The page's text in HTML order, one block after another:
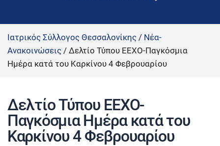
Ιατρικός Σύλλογος Θεσσαλονίκης / Νέα-
Ανακοινώσεις / Δελτίο Τύπου ΕΕΧΟ-Παγκόσμια
Ημέρα κατά του Καρκίνου 4 Φεβρουαρίου
Δελτίο Τύπου ΕΕΧΟ-
Παγκόσμια Ημέρα κατά του
Καρκίνου 4 Φεβρουαρίου